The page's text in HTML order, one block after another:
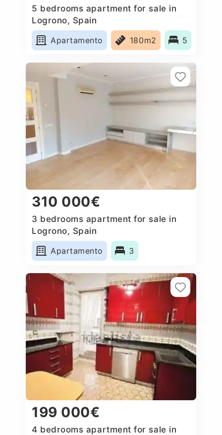
5 bedrooms apartment for sale in
Logrono, Spain
Apartamento
180m2 5
310 000€
3 bedrooms apartment for sale in
Logrono, Spain
Apartamento
3
199 000€
4 bedrooms apartment for sale in